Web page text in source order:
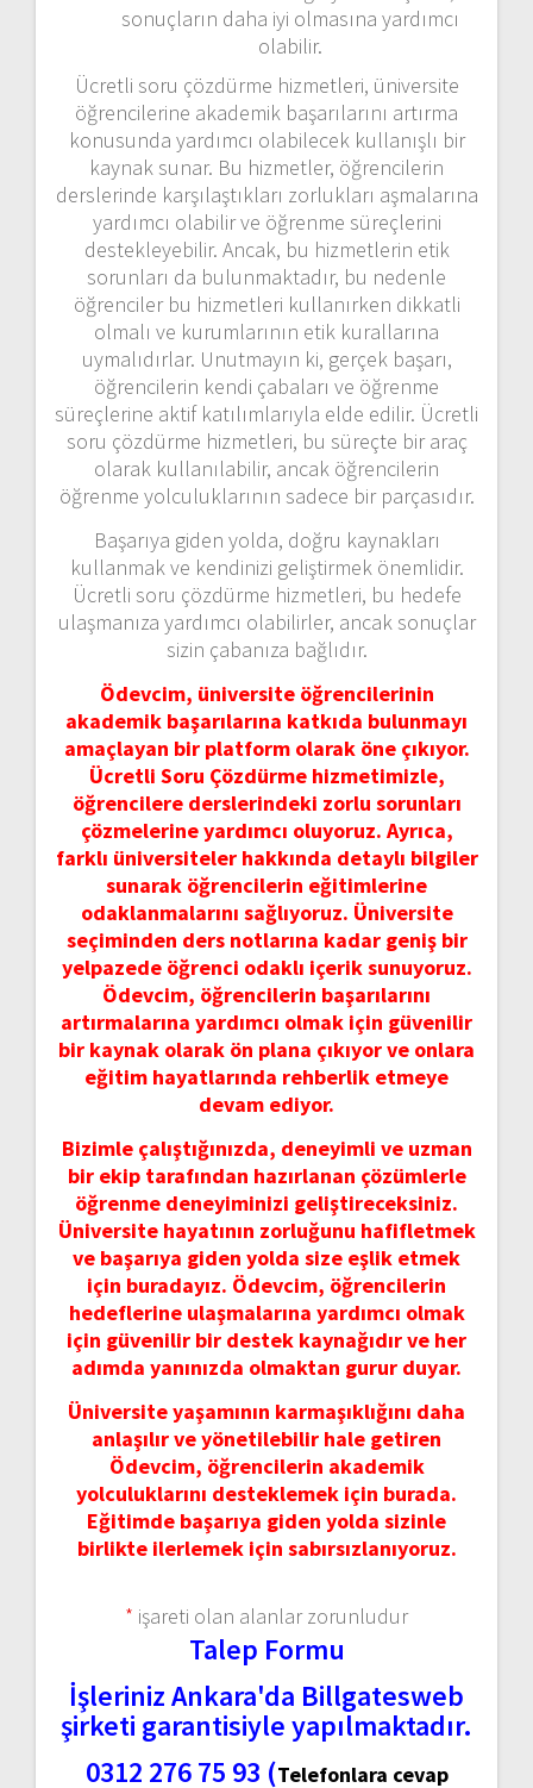
sonuçların daha iyi olmasına yardımcı
olabilir.
Ücretli soru çözdürme hizmetleri, üniversite
öğrencilerine akademik başarılarını artırma
konusunda yardımcı olabilecek kullanışlı bir
kaynak sunar. Bu hizmetler, öğrencilerin
derslerinde karşılaştıkları zorlukları aşmalarına
yardımcı olabilir ve öğrenme süreçlerini
destekleyebilir. Ancak, bu hizmetlerin etik
sorunları da bulunmaktadır, bu nedenle
öğrenciler bu hizmetleri kullanırken dikkatli
olmalı ve kurumlarının etik kurallarına
uymalıdırlar. Unutmayın ki, gerçek başarı,
öğrencilerin kendi çabaları ve öğrenme
süreçlerine aktif katılımlarıyla elde edilir. Ücretli
soru çözdürme hizmetleri, bu süreçte bir araç
olarak kullanılabilir, ancak öğrencilerin
öğrenme yolculuklarının sadece bir parçasıdır.
Başarıya giden yolda, doğru kaynakları
kullanmak ve kendinizi geliştirmek önemlidir.
Ücretli soru çözdürme hizmetleri, bu hedefe
ulaşmanıza yardımcı olabilirler, ancak sonuçlar
sizin çabanıza bağlıdır.
Ödevcim, üniversite öğrencilerinin
akademik başarılarına katkıda bulunmayı
amaçlayan bir platform olarak öne çıkıyor.
Ücretli Soru Çözdürme hizmetimizle,
öğrencilere derslerindeki zorlu sorunları
çözmelerine yardımcı oluyoruz. Ayrıca,
farklı üniversiteler hakkında detaylı bilgiler
sunarak öğrencilerin eğitimlerine
odaklanmalarını sağlıyoruz. Üniversite
seçiminden ders notlarına kadar geniş bir
yelpazede öğrenci odaklı içerik sunuyoruz.
Ödevcim, öğrencilerin başarılarını
artırmalarına yardımcı olmak için güvenilir
bir kaynak olarak ön plana çıkıyor ve onlara
eğitim hayatlarında rehberlik etmeye
devam ediyor.
Bizimle çalıştığınızda, deneyimli ve uzman
bir ekip tarafından hazırlanan çözümlerle
öğrenme deneyiminizi geliştireceksiniz.
Üniversite hayatının zorluğunu hafifletmek
ve başarıya giden yolda size eşlik etmek
için buradayız. Ödevcim, öğrencilerin
hedeflerine ulaşmalarına yardımcı olmak
için güvenilir bir destek kaynağıdır ve her
adımda yanınızda olmaktan gurur duyar.
Üniversite yaşamının karmaşıklığını daha
anlaşılır ve yönetilebilir hale getiren
Ödevcim, öğrencilerin akademik
yolculuklarını desteklemek için burada.
Eğitimde başarıya giden yolda sizinle
birlikte ilerlemek için sabırsızlanıyoruz.
* işareti olan alanlar zorunludur
Talep Formu
İşleriniz Ankara'da Billgatesweb
şirketi garantisiyle yapılmaktadır.
0312 276 75 93 (Telefonlara cevap